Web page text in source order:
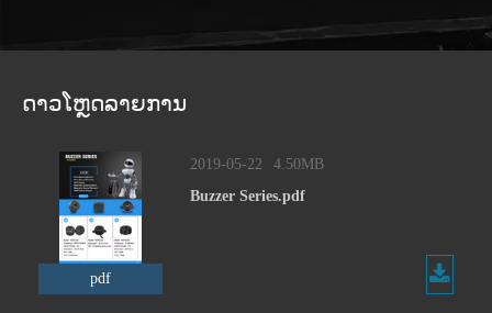
ດາວໂຫຼດລາຍການ
pdf
2019-05-22
4.50MB
Buzzer Series.pdf